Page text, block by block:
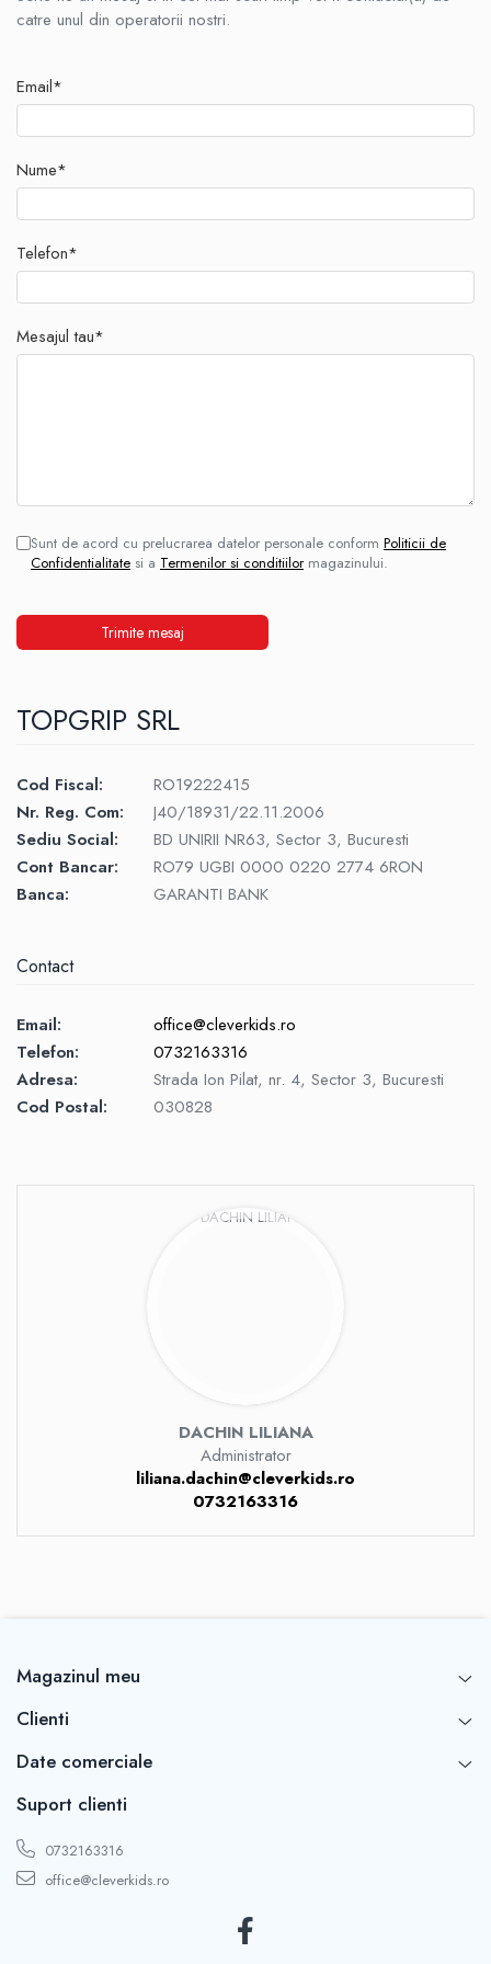
catre unul din operatorii nostri.
Email*
Nume*
Telefon*
Mesajul tau*
Sunt de acord cu prelucrarea datelor personale conform Politicii de
Confidentialitate si a Termenilor si conditiilormagazinului.
TOPGRIP SRL
Cod Fiscal:
RO19222415
Nr. Reg. Com:
J40/18931/22.11.2006
Sediu Social:
BD UNIRII NR63, Sector 3, Bucuresti
Cont Bancar:
RO79 UGBI 0000 0220 2774 6RON
Banca:
GARANTI BANK
Contact
Email:
office@cleverkids.ro
Telefon:
0732163316
Adresa:
Strada Ion Pilat, nr. 4, Sector 3, Bucuresti
Cod Postal:
030828
DACHIN LILIANA
Administrator
liliana.dachin@cleverkids.ro
0732163316
Magazinul meu
Clienti
Date comerciale
Suport clienti
0732163316
office@cleverkids.ro